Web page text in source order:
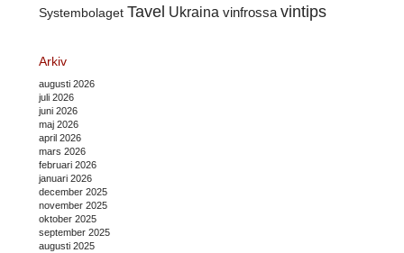
Systembolaget Tavel Ukraina vinfrossa vintips
Arkiv
augusti 2026
juli 2026
juni 2026
maj 2026
april 2026
mars 2026
februari 2026
januari 2026
december 2025
november 2025
oktober 2025
september 2025
augusti 2025